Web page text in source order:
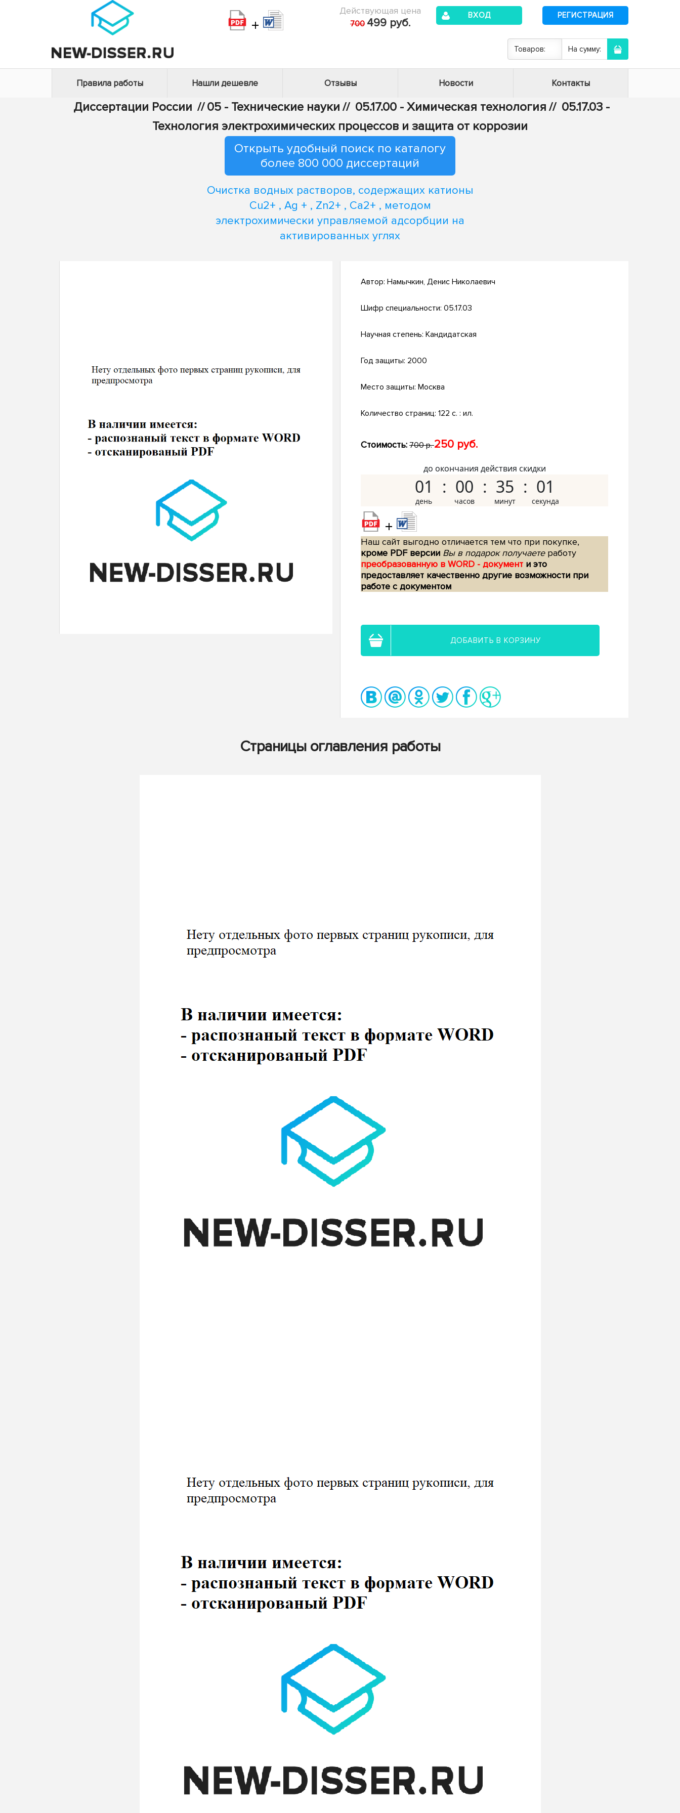
+
Действующая цена
700 499 руб.
ВХОД РЕГИСТРАЦИЯ
Товаров: На сумму:
Правила работы Нашли дешевле Отзывы Новости Контакты
Диссертации России // 05 - Технические науки // 05.17.00 - Химическая технология // 05.17.03 -
Технология электрохимических процессов и защита от коррозии
Открыть удобный поиск по каталогу
более 800 000 диссертаций
Очистка водных растворов, содержащих катионы
Cu2+ , Ag + , Zn2+ , Ca2+ , методом
электрохимически управляемой адсорбции на
активированных углях
Автор: Намычкин, Денис Николаевич
Шифр специальности: 05.17.03
Научная степень: Кандидатская
Год защиты: 2000
Место защиты: Москва
Количество страниц: 122 с. : ил.
Стоимость: 700 р.250 руб.
до окончания действия скидки
01 00 35 00
+
Наш сайт выгодно отличается тем что при покупке,
кроме PDF версии Вы в подарок получаетеработу
преобразованную в WORD - документ и это
предоставляет качественно другие возможности при
работе с документом
ДОБАВИТЬ В КОРЗИНУ
Страницы оглавления работы